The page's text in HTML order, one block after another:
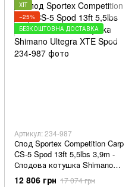
ХІТ
−25%
БЕЗКОШТОВНА ДОСТАВКА
Артикул: 234-987
Спод Sportex Competition Carp
CS-5 Spod 13ft 5,5lbs 3,9m -
Сподова котушка Shimano
Ultegra XTE Spod
12 806 грн 17 074 грн